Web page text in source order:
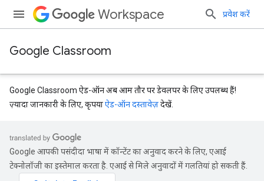
Workspace प्रवेश करें
Google Classroom
Google Classroom ऐड-ऑन अब आम तौर पर डेवलपर के लिए उपलब्ध हैं!
ज़्यादा जानकारी के लिए, कृपयाऐड-ऑन दस्तावेज़देखें.
Google आपकी पसंदीदा भाषा में कॉन्टेंट का अनुवाद करने के लिए, एआई
टेक्नोलॉजी का इस्तेमाल करता है. एआई से मिले अनुवादों में गलतियां हो सकती हैं.